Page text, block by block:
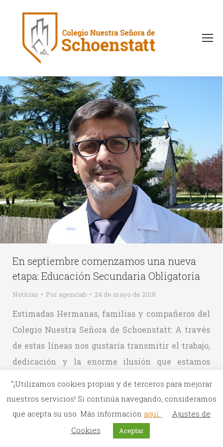
En septiembre comenzamos una nueva
etapa: Educación Secundaria Obligatoria
Noticias Por agenciab 24 de mayo de 2018
Estimadas Hermanas, familias y compañeros del
Colegio Nuestra Señora de Schoenstatt: A través
de estas líneas nos gustaría transmitir el trabajo,
dedicación y la enorme ilusión que estamos
partir del mes de septiembre, la Educación
Secundaria Obligatoria (E.S.O.). Es una…
“¡Utilizamos cookies propias y de terceros para mejorar
nuestros servicios! Si continúa navegando, consideramos
que acepta su uso. Más información aquí.
Ajustes de
Cookies
Aceptar